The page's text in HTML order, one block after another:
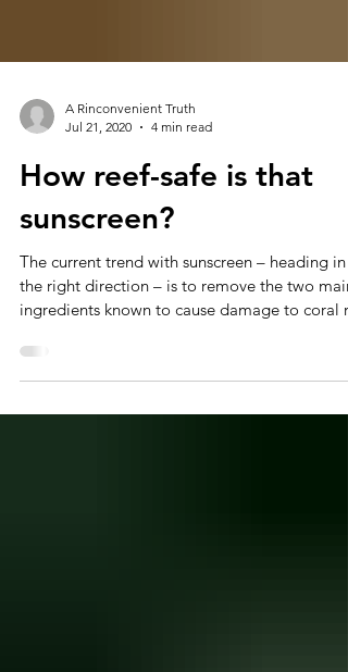
A Rinconvenient Truth
How reef-safe is that
sunscreen?
the right direction – is to remove the two main
ingredients known to cause damage to coral